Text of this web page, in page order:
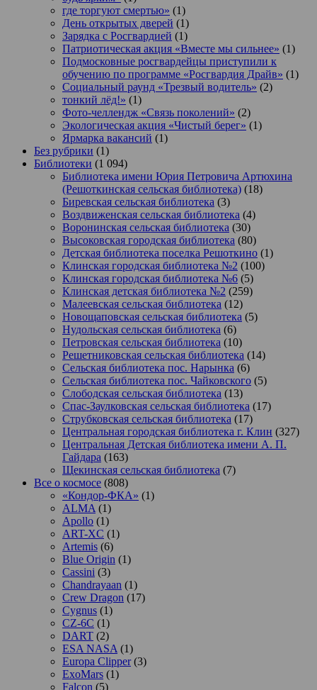
где торгуют смертью» (1)
День открытых дверей (1)
Зарядка с Росгвардией (1)
Патриотическая акция «Вместе мы сильнее» (1)
Подмосковные росгвардейцы приступили к
обучению по программе «Росгвардия Драйв» (1)
Социальный раунд «Трезвый водитель» (2)
тонкий лёд!» (1)
Фото-челлендж «Связь поколений» (2)
Экологическая акция «Чистый берег» (1)
Ярмарка вакансий (1)
Без рубрики (1)
Библиотеки (1 094)
Библиотека имени Юрия Петровича Артюхина
(Решоткинская сельская библиотека) (18)
Биревская сельская библиотека (3)
Воздвиженская сельская библиотека (4)
Воронинская сельская библиотека (30)
Высоковская городская библиотека (80)
Детская библиотека поселка Решоткино (1)
Клинская городская библиотека №2 (100)
Клинская городская библиотека №6 (5)
Клинская детская библиотека №2 (259)
Малеевская сельская библиотека (12)
Новощаповская сельская библиотека (5)
Нудольская сельская библиотека (6)
Петровская сельская библиотека (10)
Решетниковская сельская библиотека (14)
Сельская библиотека пос. Нарынка (6)
Сельская библиотека пос. Чайковского (5)
Слободская сельская библиотека (13)
Спас-Заулковская сельская библиотека (17)
Струбковская сельская библиотека (17)
Центральная городская библиотека г. Клин (327)
Центральная Детская библиотека имени А. П.
Гайдара (163)
Щекинская сельская библиотека (7)
Все о космосе (808)
«Кондор-ФКА» (1)
ALMA (1)
Apollo (1)
ART-XC (1)
Artemis (6)
Blue Origin (1)
Cassini (3)
Chandrayaan (1)
Crew Dragon (17)
Cygnus (1)
CZ-6C (1)
DART (2)
ESA NASA (1)
Europa Clipper(3)
ExoMars (1)
Falcon (5)